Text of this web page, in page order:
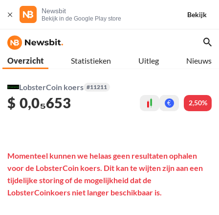
Newsbit
Bekijk in de Google Play store
Bekijk
Overzicht Statistieken Uitleg Nieuws
LobsterCoin koers #11211
$ 0,0₅653 € 2,50%
Momenteel kunnen we helaas geen resultaten ophalen
voor de LobsterCoin koers. Dit kan te wijten zijn aan een
tijdelijke storing of de mogelijkheid dat de
LobsterCoinkoers niet langer beschikbaar is.